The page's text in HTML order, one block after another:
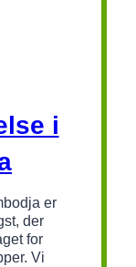
i
er
der
for
Vi